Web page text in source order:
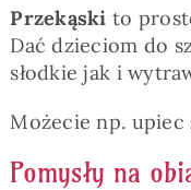
Przekąski to
Dać dzieciom do
słodkie jak i
Możecie np. upiec
Pomysły na